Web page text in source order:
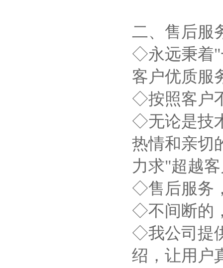
二、售后服
◇永远秉着"
客户优质服
◇按照客户
◇无论是技
热情和亲切
力求"超越
◇售后服务
◇不间断的
◇我公司提
绍，让用户